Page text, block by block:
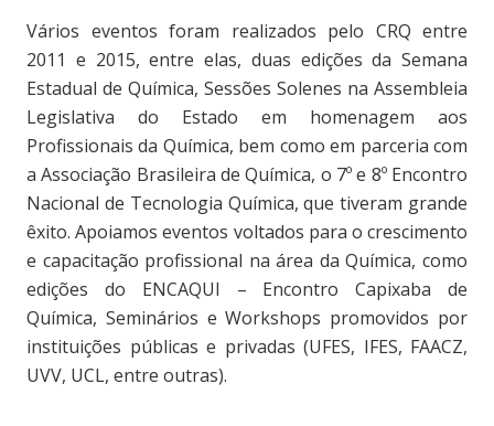
Vários eventos foram realizados pelo CRQ entre
2011 e 2015, entre elas, duas edições da Semana
Estadual de Química, Sessões Solenes na Assembleia
Legislativa do Estado em homenagem aos
Profissionais da Química, bem como em parceria com
a Associação Brasileira de Química, o 7º e 8º Encontro
Nacional de Tecnologia Química, que tiveram grande
êxito. Apoiamos eventos voltados para o crescimento
e capacitação profissional na área da Química, como
edições do ENCAQUI – Encontro Capixaba de
Química, Seminários e Workshops promovidos por
instituições públicas e privadas (UFES, IFES, FAACZ,
UVV, UCL, entre outras).